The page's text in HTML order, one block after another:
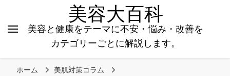
美容大百科
美容と健康をテーマに不安・悩み・改善を
カテゴリーごとに解説します。
ホーム
美肌対策コラム